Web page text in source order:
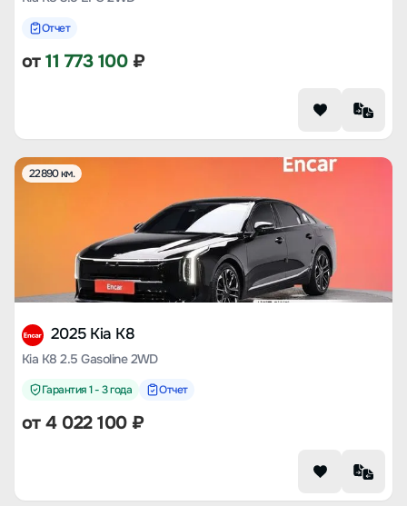
Отчет
от11 773 100₽
22890 км.
2025 Kia K8
Kia K8 2.5 Gasoline 2WD
Гарантия 1 - 3 года Отчет
от4 022 100₽